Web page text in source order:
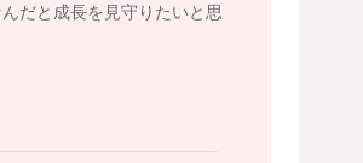
要はなさそうですよ。
定はしませんので、無理の
だと成長を見守りたいと思